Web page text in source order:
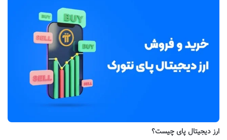
ارز دیجیتال پای چیست؟